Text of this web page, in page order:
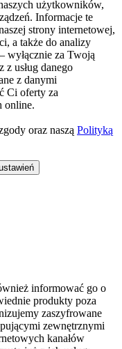
użytkowników,
Informacje te
strony internetowej,
a także do analizy
wyłącznie za Twoją
z usług danego
z danymi
Ci oferty za
online.
oraz naszą Polityką
informować go o
produkty poza
zaszyfrowane
zewnętrznymi
kanałów